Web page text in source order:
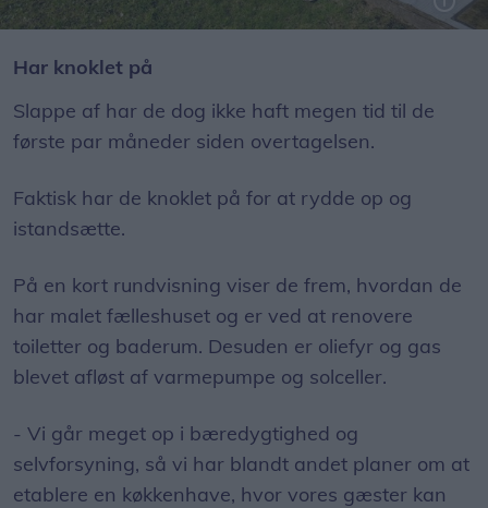
Har knoklet på
Slappe af har de dog ikke haft megen tid til de
første par måneder siden overtagelsen.
Faktisk har de knoklet på for at rydde op og
istandsætte.
På en kort rundvisning viser de frem, hvordan de
har malet fælleshuset og er ved at renovere
toiletter og baderum. Desuden er oliefyr og gas
blevet afløst af varmepumpe og solceller.
- Vi går meget op i bæredygtighed og
selvforsyning, så vi har blandt andet planer om at
etablere en køkkenhave, hvor vores gæster kan